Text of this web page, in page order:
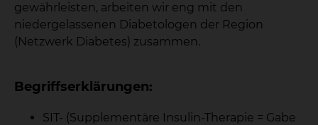
gewährleisten, arbeiten wir eng mit den
niedergelassenen Diabetologen der Region
(Netzwerk Diabetes) zusammen.
Begriffserklärungen:
SIT- (Supplementäre Insulin-Therapie = Gabe